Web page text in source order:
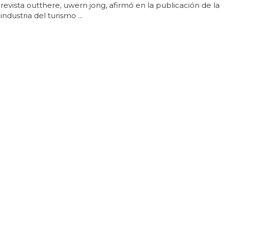
revista outthere, uwern jong, afirmó en la publicación de la
industria del turismo ...